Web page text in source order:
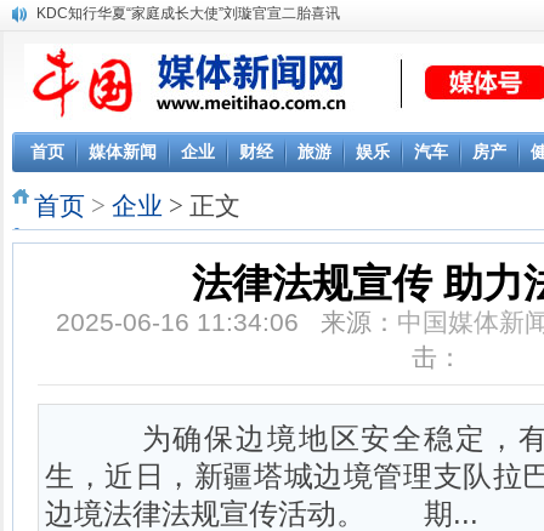
KDC知行华夏“家庭成长大使”刘璇官宣二胎喜讯
首页 媒体新闻 企业 财经 旅游 娱乐 汽车 房产
首页 > 企业 > 正文
法律法规宣传 助力
2025-06-16 11:34:06 来源： 中国媒体新
击：
为确保边境地区安全稳定，有
生，近日，新疆塔城边境管理支队拉
边境法律法规宣传活动。 期...